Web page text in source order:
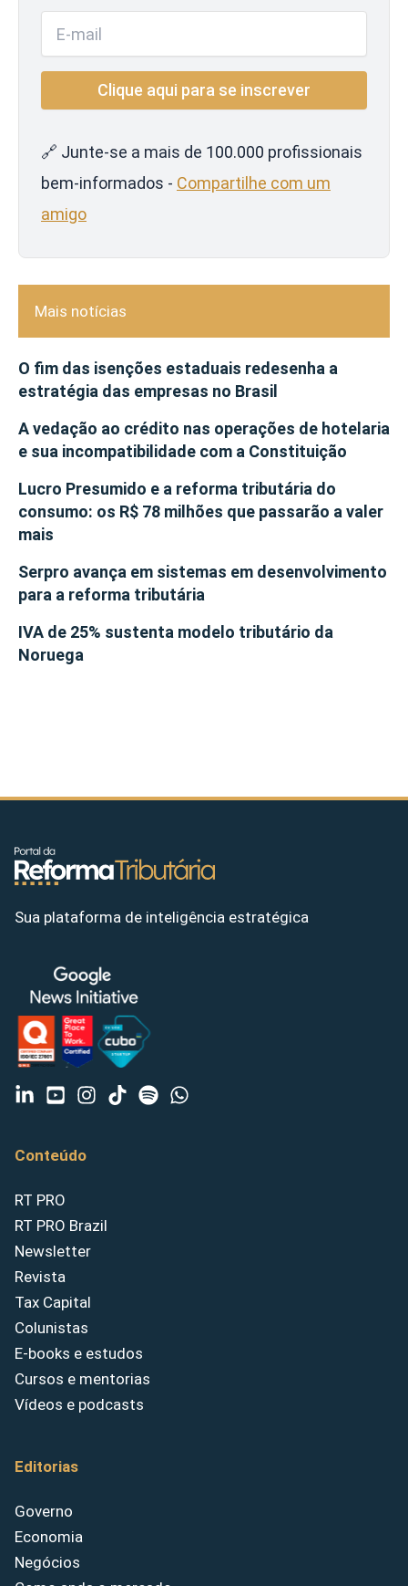
🔗 Junte-se a mais de 100.000 profissionais
bem-informados - Compartilhe com um
amigo
Mais notícias
O fim das isenções estaduais redesenha a
estratégia das empresas no Brasil
A vedação ao crédito nas operações de hotelaria
e sua incompatibilidade com a Constituição
Lucro Presumido e a reforma tributária do
consumo: os R$ 78 milhões que passarão a valer
mais
Serpro avança em sistemas em desenvolvimento
para a reforma tributária
IVA de 25% sustenta modelo tributário da
Noruega
Sua plataforma de inteligência estratégica
Conteúdo
RT PRO
RT PRO Brazil
Newsletter
Revista
Tax Capital
Colunistas
E-books e estudos
Cursos e mentorias
Vídeos e podcasts
Editorias
Governo
Economia
Negócios